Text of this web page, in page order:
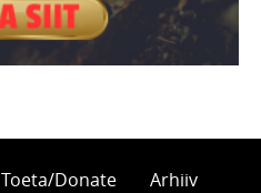
Toeta/Donate Arhiiv